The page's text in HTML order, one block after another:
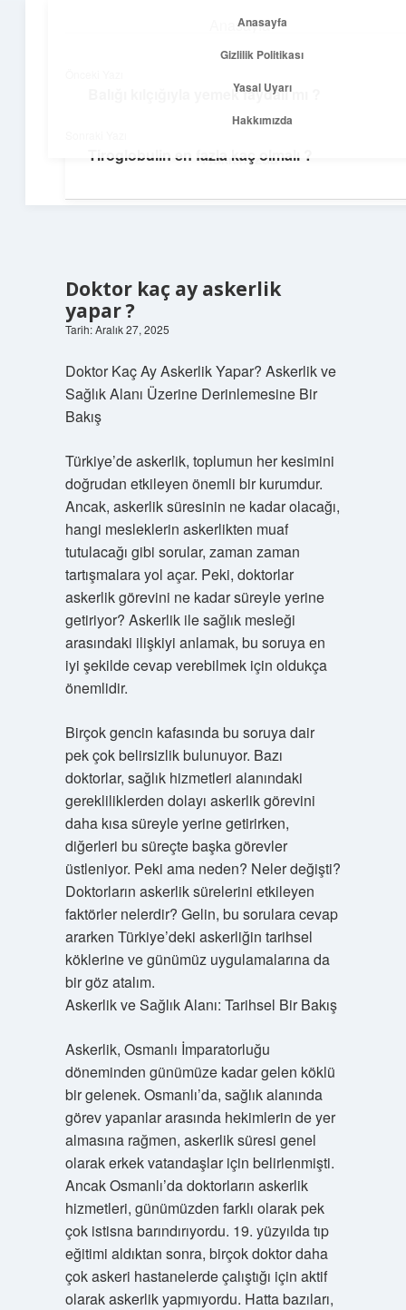
Anasayfa
Yasal Uyarı
Hakkımızda
Yolculuk ve İlham
Doktor kaç ay askerlik
yapar ?
Tarih: Aralık 27, 2025
Doktor Kaç Ay Askerlik Yapar? Askerlik ve
Sağlık Alanı Üzerine Derinlemesine Bir
Bakış
Türkiye’de askerlik, toplumun her kesimini
doğrudan etkileyen önemli bir kurumdur.
Ancak, askerlik süresinin ne kadar olacağı,
hangi mesleklerin askerlikten muaf
tutulacağı gibi sorular, zaman zaman
tartışmalara yol açar. Peki, doktorlar
askerlik görevini ne kadar süreyle yerine
getiriyor? Askerlik ile sağlık mesleği
arasındaki ilişkiyi anlamak, bu soruya en
iyi şekilde cevap verebilmek için oldukça
önemlidir.
Birçok gencin kafasında bu soruya dair
pek çok belirsizlik bulunuyor. Bazı
doktorlar, sağlık hizmetleri alanındaki
gerekliliklerden dolayı askerlik görevini
daha kısa süreyle yerine getirirken,
diğerleri bu süreçte başka görevler
üstleniyor. Peki ama neden? Neler değişti?
Doktorların askerlik sürelerini etkileyen
faktörler nelerdir? Gelin, bu sorulara cevap
ararken Türkiye’deki askerliğin tarihsel
köklerine ve günümüz uygulamalarına da
bir göz atalım.
Askerlik ve Sağlık Alanı: Tarihsel Bir Bakış
Askerlik, Osmanlı İmparatorluğu
döneminden günümüze kadar gelen köklü
bir gelenek. Osmanlı’da, sağlık alanında
görev yapanlar arasında hekimlerin de yer
almasına rağmen, askerlik süresi genel
olarak erkek vatandaşlar için belirlenmişti.
Ancak Osmanlı’da doktorların askerlik
hizmetleri, günümüzden farklı olarak pek
çok istisna barındırıyordu. 19. yüzyılda tıp
eğitimi aldıktan sonra, birçok doktor daha
çok askeri hastanelerde çalıştığı için aktif
olarak askerlik yapmıyordu. Hatta bazıları,
Balığı kılçığıyla yemek faydalı mı ?
Tiroglobulin en fazla kaç olmalı ?
Anasayfa
Gizlilik Politikası
Yasal Uyarı
Hakkımızda